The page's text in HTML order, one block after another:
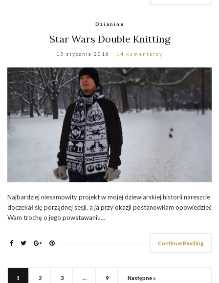
Dzianina
Star Wars Double Knitting
13 stycznia 2016 14 komentarzy
Najbardziej niesamowity projekt w mojej dziewiarskiej historii nareszcie
doczekał się porządnej sesji, a ja przy okazji postanowiłam opowiedzieć
Wam trochę o jego powstawaniu…
Continue Reading
1 2 3 … 9 Następne »